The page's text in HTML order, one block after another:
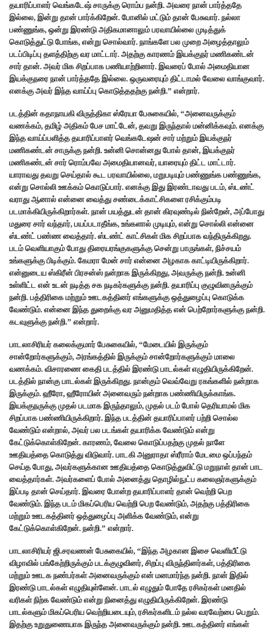
தயாரிப்பாளர் வெங்கடேஷ் சாருக்கு ரொம்ப நன்றி. அவரை நான் பார்த்ததே
இல்லை, இன்று தான் பார்க்கிறேன். போனில் மட்டும் தான் பேசுவார். நல்லா
பண்ணுங்க, ஒன்று இரண்டு அதிகமானாலும் பரவாயில்லை முடித்துக்
கொடுத்துட்டு போங்க, என்று சொல்வார். நாங்களே பல முறை அழைத்தாலும்
படப்பிடிப்பு தளத்திற்கு வர மாட்டார். அதற்கு காரணம் இயக்குநர் மணிகண்டன்
சார் தான். அவர் மிக சிறப்பாக பணியாற்றினார். இவரைப் போல் அமைதியான
இயக்குநரை நான் பார்த்ததே இல்லை. ஒருவரையும் திட்டாமல் வேலை வாங்குவார்.
எனக்கு அவர் இந்த வாய்ப்பு கொடுத்ததற்கு நன்றி.” என்றார்.
படத்தின் கதாநாயகி விருத்திகா ஸ்ரேயா பேசுகையில், “அனைவருக்கும்
வணக்கம், தமிழ் அதிகம் பேச மாட்டேன், தவறு இருந்தால் மன்னிக்கவும். எனக்கு
இந்த வாய்ப்பளித்த தயாரிப்பாளர் வெங்கடேஷன் சார் மற்றும் இயக்குநர்
மணிகண்டன் சாருக்கு நன்றி. உன்னி சொன்னது போல் தான், இயக்குநர்
மணிகண்டன் சார் ரொம்பவே அமைதியானவர், யாரையும் திட்ட மாட்டார்.
யாராவது தவறு செய்தால் கூட பரவாயில்லை, மறுபடியும் பண்ணுங்க பண்ணுங்க,
என்று சொல்லி ஊக்கம் கொடுப்பார். எனக்கு இது இரண்டாவது படம், ஸ்டண்ட்
வராது ஆனால் என்னை வைத்து சண்டைக்காட்சிகளை ரசிக்கும்படி
படமாக்கியிருக்கிறார்கள். நான் பயத்துடன் தான் கிரவுண்டில் நின்றேன், அப்போது
மதுரை சார் வந்தார், பயப்படாதீங்க, உங்களால் முடியும், என்று சொல்லி என்னை
ஸ்டண்ட் பண்ண வைத்தார். ஸ்டண்ட் காட்சிகள் மிக சிறப்பாக வந்திருக்கிறது.
படம் வெளியாகும் போது திரையரங்குகளுக்கு சென்று பாருங்கள், நிச்சயம்
உங்களுக்கு பிடிக்கும். கேமரா மேன் சார் என்னை அழகாக காட்டியிருக்கிறார்.
என்னுடைய ஸ்கிரீன் பிரசன்ஸ் நன்றாக இருக்கிறது, அவருக்கு நன்றி. உன்னி
உள்ளிட்ட என் உடன் நடித்த சக நடிகர்களுக்கு நன்றி. தயாரிப்பு குழுவினருக்கும்
நன்றி. பத்திரிகை மற்றும் ஊடகத்தினர் எங்களுக்கு ஒத்துழைப்பு கொடுக்க
வேண்டும். என்னை இந்த துறைக்கு வர அனுமதித்த என் பெற்றோர்களுக்கு நன்றி.
கடவுளுக்கு நன்றி.” என்றார்.
பாடலாசிரியர் கலைக்குமார் பேசுகையில், “மேடையில் இருக்கும்
சான்றோர்களுக்கும், அரங்கத்தில் இருக்கும் சான்றோர்களுக்கும் மாலை
வணக்கம். விசாரணை கைதி படத்தில் இரண்டு பாடல்கள் எழுதியிருக்கிறேன்.
படத்தில் நான்கு பாடல்கள் இருக்கிறது. நான்கும் வெவ்வேறு ரகங்களில் நன்றாக
இருக்கும். ஹீரோ, ஹீரோயின் அனைவரும் நன்றாக பண்ணியிருக்காங்க.
இயக்குநருக்கு முதல் படமாக இருந்தாலும், முதல் படம் போல் தெரியாமல் மிக
சிறப்பாக பண்ணியிருக்கிறார். இந்த படத்தின் தயாரிப்பாளர் பற்றி சொல்ல
வேண்டும் என்றால், அவர் பல படங்கள் தயாரிக்க வேண்டும் என்று
கேட்டுக்கொள்கிறேன். காரணம், வேலை கொடுப்பதற்கு முதல் நாளே
ஊதியத்தை கொடுத்து விடுவார். பாடகி அனுராதா ஸ்ரீராம் மேடமை ஒப்பந்தம்
செய்த போது, அவர்களுக்கான ஊதியத்தை கொடுத்துவிட்டு மறுநாள் தான் பாட
வைத்தார்கள். அவர்களைப் போல் அனைத்து தொழில்நுட்ப கலைஞர்களுக்கும்
இப்படி தான் செய்தார். இவரை போன்ற தயாரிப்பாளர் தான் வெற்றி பெற
வேண்டும். இந்த படம் மிகப்பெரிய வெற்றி பெற வேண்டும், அதற்கு பத்திரிகை
மற்றும் ஊடகத்தினர் ஒத்துழைப்பு அளிக்க வேண்டும், என்று
கேட்டுக்கொள்கிறேன். நன்றி.” என்றார்.
பாடலாசிரியர் ஜி.சரவணன் பேசுகையில், “இந்த அழகான இசை வெளியீட்டு
விழாவில் பங்கேற்றிருக்கும் படக்குழுவினர், சிறப்பு விருந்தினர்கள், பத்திரிகை
மற்றும் ஊடக நண்பர்கள் அனைவருக்கும் என் மனமார்ந்த நன்றி. நான் இதில்
இரண்டு பாடல்கள் எழுதியுள்ளேன். பாடல் எழுதும் போதே ரசிகர்கள் மனதில்
வரிகள் நிற்க வேண்டும் என்று நினைத்து எழுதியிருக்கிறேன். இரண்டு
பாடல்களும் மிகப்பெரிய வெற்றியடையும், ரசிகர்களிடம் நல்ல வரவேற்பை பெறும்.
இதற்கு உறுதுணையாக இருந்த அனைவருக்கும் நன்றி. ஊடகத்தினர் எங்கள்